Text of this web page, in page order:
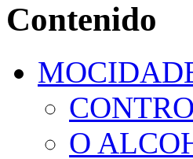
Contenido
O